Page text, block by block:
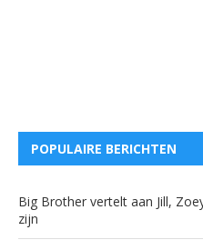
POPULAIRE BERICHTEN
Big Brother vertelt aan Jill,
zijn